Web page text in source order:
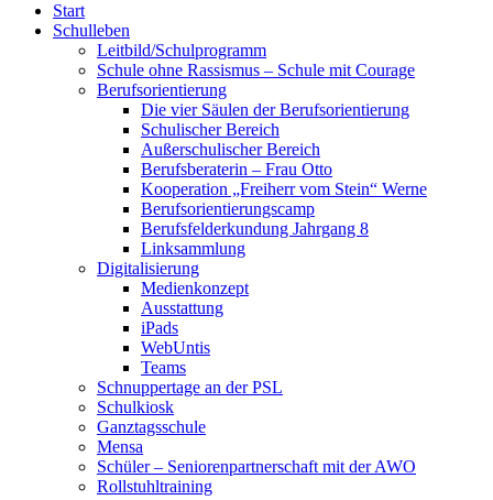
Start
Schulleben
Leitbild/Schulprogramm
Schule ohne Rassismus – Schule mit Courage
Berufsorientierung
Die vier Säulen der Berufsorientierung
Schulischer Bereich
Außerschulischer Bereich
Berufsberaterin – Frau Otto
Kooperation „Freiherr vom Stein“ Werne
Berufsorientierungscamp
Berufsfelderkundung Jahrgang 8
Linksammlung
Digitalisierung
Medienkonzept
Ausstattung
iPads
WebUntis
Teams
Schnuppertage an der PSL
Schulkiosk
Ganztagsschule
Mensa
Schüler – Seniorenpartnerschaft mit der AWO
Rollstuhltraining